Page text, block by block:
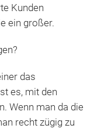
Kunden
ein großer.
das
es, mit den
Wenn man da die
recht zügig zu